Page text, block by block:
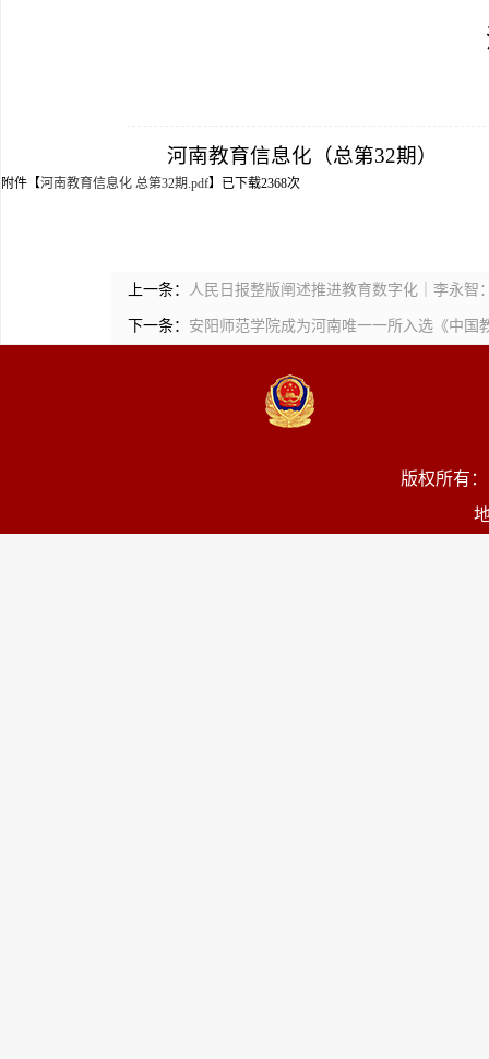
河南教育信息化（总第32期）
附件【河南教育信息化 总第32期.pdf】已下载2368次
上一条： 人民日报整版阐述推进教育数字化｜李永智
下一条： 安阳师范学院成为河南唯一一所入选《中国
版权所有